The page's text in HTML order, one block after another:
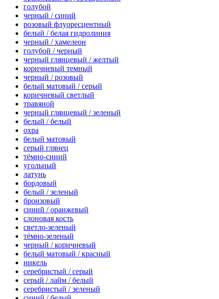
голубой
черный / синий
розовый флуоресцентный
белый / белая гидролиния
черный / хамелеон
голубой / черный
черный глянцевый / желтый
коричневый темный
черный / розовый
белый матовый / серый
коричневый светлый
травяной
черный глянцевый / зеленый
белый / белый
охра
белый матовый
серый глянец
тёмно-синий
угольный
латунь
бордовый
белый / зеленый
бронзовый
синий / оранжевый
слоновая кость
светло-зеленый
тёмно-зеленый
черный / коричневый
белый матовый / красный
никель
серебристый / серый
серый / лайм / белый
серебристый / зеленый